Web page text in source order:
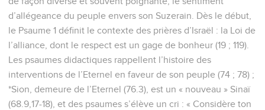
d’allégeance du peuple envers son Suzerain. Dès le début,
le Psaume 1 définit le contexte des prières d’Israël : la Loi de
l’alliance, dont le respect est un gage de bonheur (19 ; 119).
Les psaumes didactiques rappellent l’histoire des
interventions de l’Eternel en faveur de son peuple (74 ; 78) ;
*Sion, demeure de l’Eternel (76.3), est un « nouveau » Sinaï
(68.9,17-18), et des psaumes s’élève un cri : « Considère ton